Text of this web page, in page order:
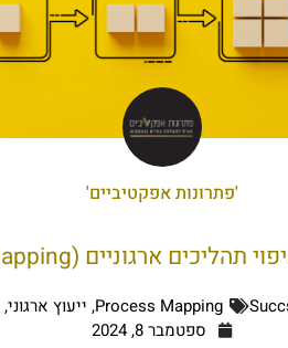
'פתרונות אפקטיביים'
Process Mapping
, ייעוץ ארגוני,
ספטמבר 8, 2024